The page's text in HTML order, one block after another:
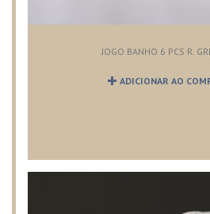
JOGO BANHO 6 PCS R.
ADICIONAR AO